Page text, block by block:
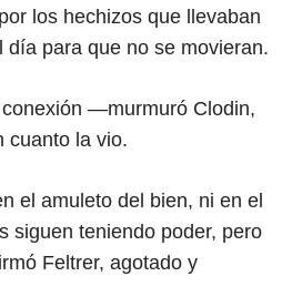
los hechizos que llevaban
día para que no se movieran.
—murmuró Clodin,
cuanto la vio.
el amuleto del bien, ni en el
siguen teniendo poder, pero
Feltrer, agotado y